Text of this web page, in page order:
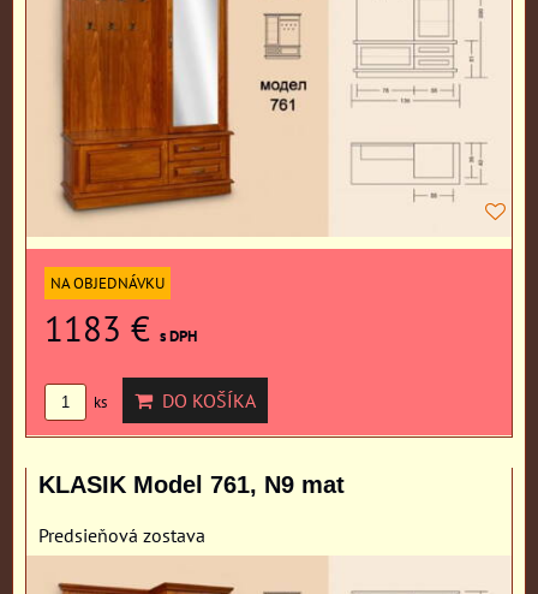
NA OBJEDNÁVKU
1183 € s DPH
ks DO KOŠÍKA
KLASIK Model 761, N9 mat
Predsieňová zostava